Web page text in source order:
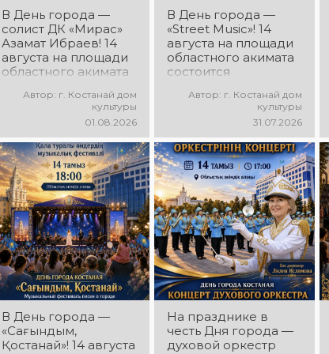
В День города —
солист ДК «Мирас»
Азамат Ибраев! 14
августа на площади
областного акимата
концертная
программа Азамата
Ибраева! Вас ждут
любимые песни,
яркое выступление,
мощная энергия и
праздничное
настроение!
Автор: г. Костанай дом
культуры
01.08.2026
В День города —
«Street Music»! 14
августа на площади
областного акимата
состоится
программа
коллективов города
«Street Music»! Вас
ждут современная
музыка, яркие
выступления,
мощная энергия и
праздничное
настроение!
Автор: г. Костанай дом
культуры
31.07.2026
В День города —
«Сағындым,
Қостанай»! 14 августа
На празднике в
честь Дня города —
духовой оркестр